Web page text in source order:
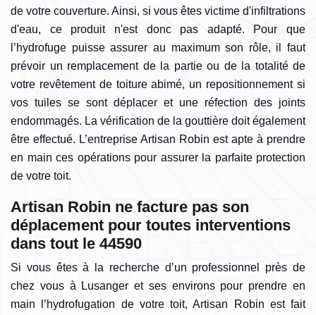
de votre couverture. Ainsi, si vous êtes victime d'infiltrations
d'eau, ce produit n'est donc pas adapté. Pour que
l’hydrofuge puisse assurer au maximum son rôle, il faut
prévoir un remplacement de la partie ou de la totalité de
votre revêtement de toiture abimé, un repositionnement si
vos tuiles se sont déplacer et une réfection des joints
endommagés. La vérification de la gouttière doit également
être effectué. L’entreprise Artisan Robin est apte à prendre
en main ces opérations pour assurer la parfaite protection
de votre toit.
Artisan Robin ne facture pas son
déplacement pour toutes interventions
dans tout le 44590
Si vous êtes à la recherche d’un professionnel près de
chez vous à Lusanger et ses environs pour prendre en
main l’hydrofugation de votre toit, Artisan Robin est fait